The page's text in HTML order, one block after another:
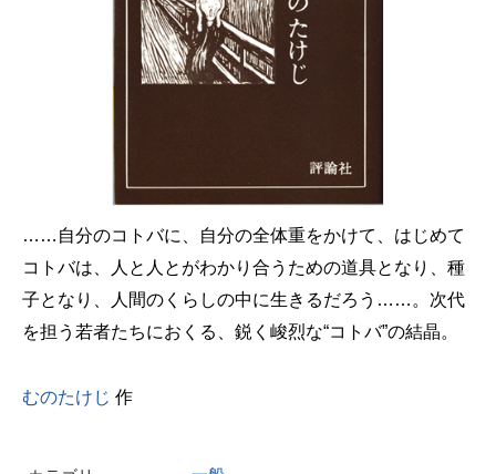
……自分のコトバに、自分の全体重をかけて、はじめて
コトバは、人と人とがわかり合うための道具となり、種
子となり、人間のくらしの中に生きるだろう……。次代
を担う若者たちにおくる、鋭く峻烈な“コトバ”の結晶。
むのたけじ 作